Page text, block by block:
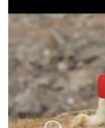
PODCAST
NEWSLETTER
I MIEI PREFERITI